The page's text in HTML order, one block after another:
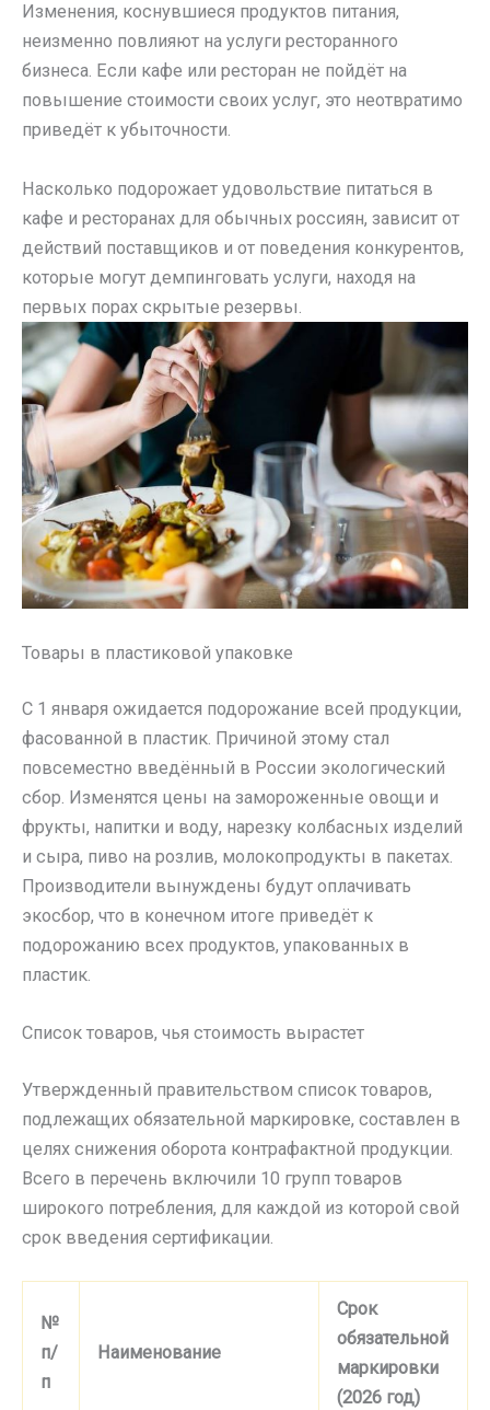
Изменения, коснувшиеся продуктов питания,
неизменно повлияют на услуги ресторанного
бизнеса. Если кафе или ресторан не пойдёт на
повышение стоимости своих услуг, это неотвратимо
приведёт к убыточности.
Насколько подорожает удовольствие питаться в
кафе и ресторанах для обычных россиян, зависит от
действий поставщиков и от поведения конкурентов,
которые могут демпинговать услуги, находя на
первых порах скрытые резервы.
Товары в пластиковой упаковке
С 1 января ожидается подорожание всей продукции,
фасованной в пластик. Причиной этому стал
повсеместно введённый в России экологический
сбор. Изменятся цены на замороженные овощи и
фрукты, напитки и воду, нарезку колбасных изделий
и сыра, пиво на розлив, молокопродукты в пакетах.
Производители вынуждены будут оплачивать
экосбор, что в конечном итоге приведёт к
подорожанию всех продуктов, упакованных в
пластик.
Список товаров, чья стоимость вырастет
Утвержденный правительством список товаров,
подлежащих обязательной маркировке, составлен в
целях снижения оборота контрафактной продукции.
Всего в перечень включили 10 групп товаров
широкого потребления, для каждой из которой свой
срок введения сертификации.
№
п/
п
Наименование
Срок
обязательной
маркировки
(2026 год)